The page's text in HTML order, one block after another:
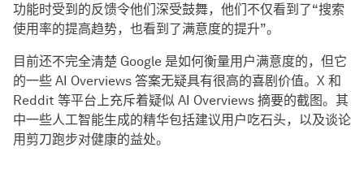
功能时受到的反馈令他们深受鼓舞，他们不仅看到了“搜索
使用率的提高趋势，也看到了满意度的提升”。
目前还不完全清楚 Google 是如何衡量用户满意度的，但它
的一些 AI Overviews 答案无疑具有很高的喜剧价值。X 和
Reddit 等平台上充斥着疑似 AI Overviews 摘要的截图。其
中一些人工智能生成的精华包括建议用户吃石头，以及谈论
用剪刀跑步对健康的益处。